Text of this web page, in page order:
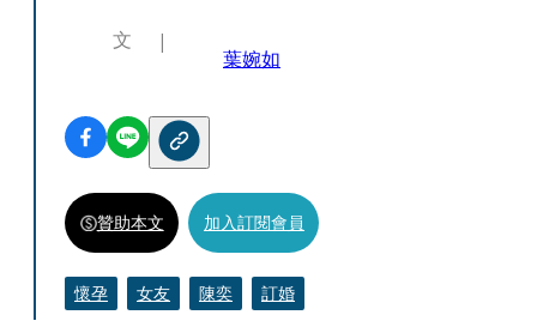
文
葉婉如
贊助本文 加入訂閱會員
懷孕 女友 陳奕 訂婚